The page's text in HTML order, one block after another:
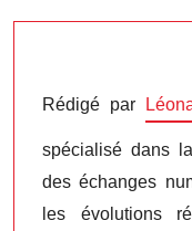
Rédigé par
spécialisé dans
des échanges
les évolutions